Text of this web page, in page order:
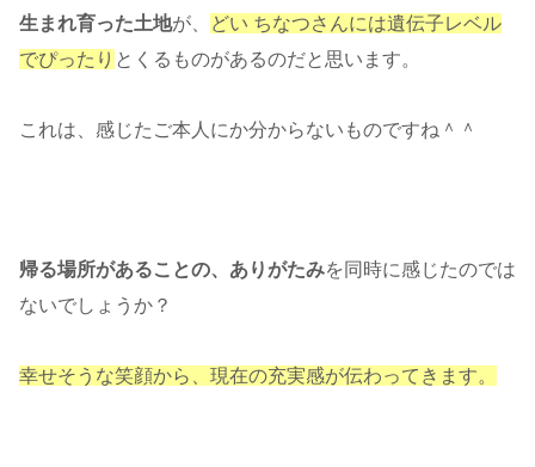
生まれ育った土地が、
どい ちなつさんには遺伝子レベル
でぴったり とくるものがあるのだと思います。
これは、感じたご本人にか分からないものですね＾＾
帰る場所があることの、ありがたみを同時に感じたのでは
ないでしょうか？
幸せそうな笑顔から、現在の充実感が伝わってきます。